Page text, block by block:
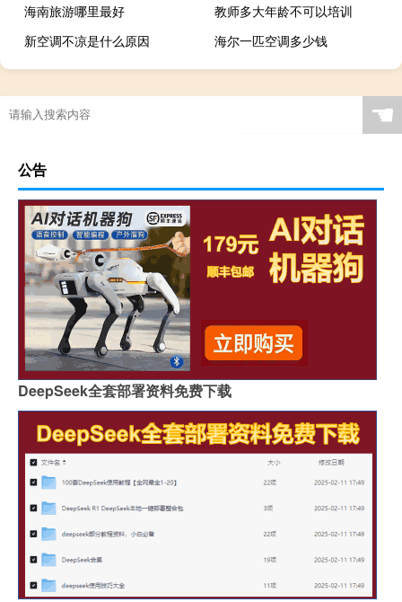
海南旅游哪里最好
教师多大年龄不可以培训
新空调不凉是什么原因
海尔一匹空调多少钱
☚
公告
DeepSeek全套部署资料免费下载